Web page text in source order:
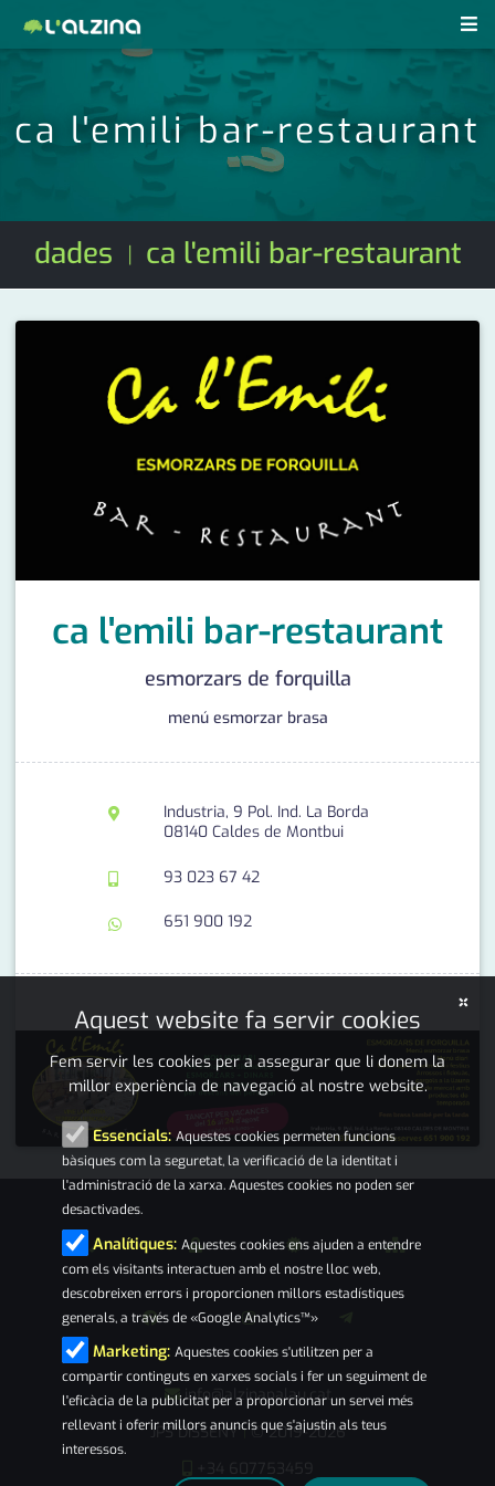
notícies
últimes notícies
agenda
economia
empresa
entrevista
esports
serveis
revistes pdf
subscripció
d'interès
contacte
farmàcies
telèfons
ca l'emili bar-restaurant
dades | ca l'emili bar-restaurant
ca l'emili bar-restaurant
esmorzars de forquilla
menú esmorzar brasa
Industria, 9 Pol. Ind. La Borda
08140 Caldes de Montbui
93 023 67 42
651 900 192
info@alzinapalau.cat
JPS DISSENY|© 2019-2026
×
Aquest website fa servir cookies
Fem servir les cookies per a assegurar que li donem la
millor experiència de navegació al nostre website.
Essencials: Aquestes cookies permeten funcions
bàsiques com la seguretat, la verificació de la identitat i
l'administració de la xarxa. Aquestes cookies no poden ser
desactivades.
Analítiques: Aquestes cookies ens ajuden a entendre
com els visitants interactuen amb el nostre lloc web,
descobreixen errors i proporcionen millors estadístiques
generals, a través de «Google Analytics™»
Marketing: Aquestes cookies s'utilitzen per a
compartir continguts en xarxes socials i fer un seguiment de
l'eficàcia de la publicitat per a proporcionar un servei més
rellevant i oferir millors anuncis que s'ajustin als teus
interessos.